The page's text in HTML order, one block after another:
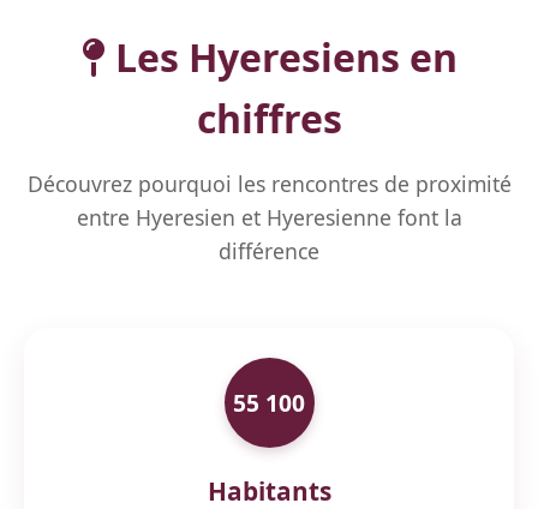
Les Hyeresiens en
chiffres
Découvrez pourquoi les rencontres de proximité
entre Hyeresien et Hyeresienne font la
différence
55 100
Habitants